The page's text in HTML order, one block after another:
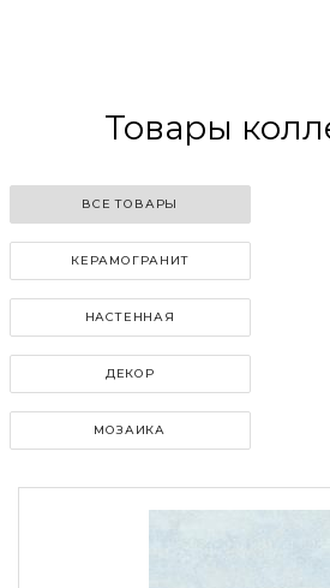
Товары
ВСЕ ТОВАРЫ
КЕРАМОГРАНИТ
НАСТЕННАЯ
ДЕКОР
МОЗАИКА